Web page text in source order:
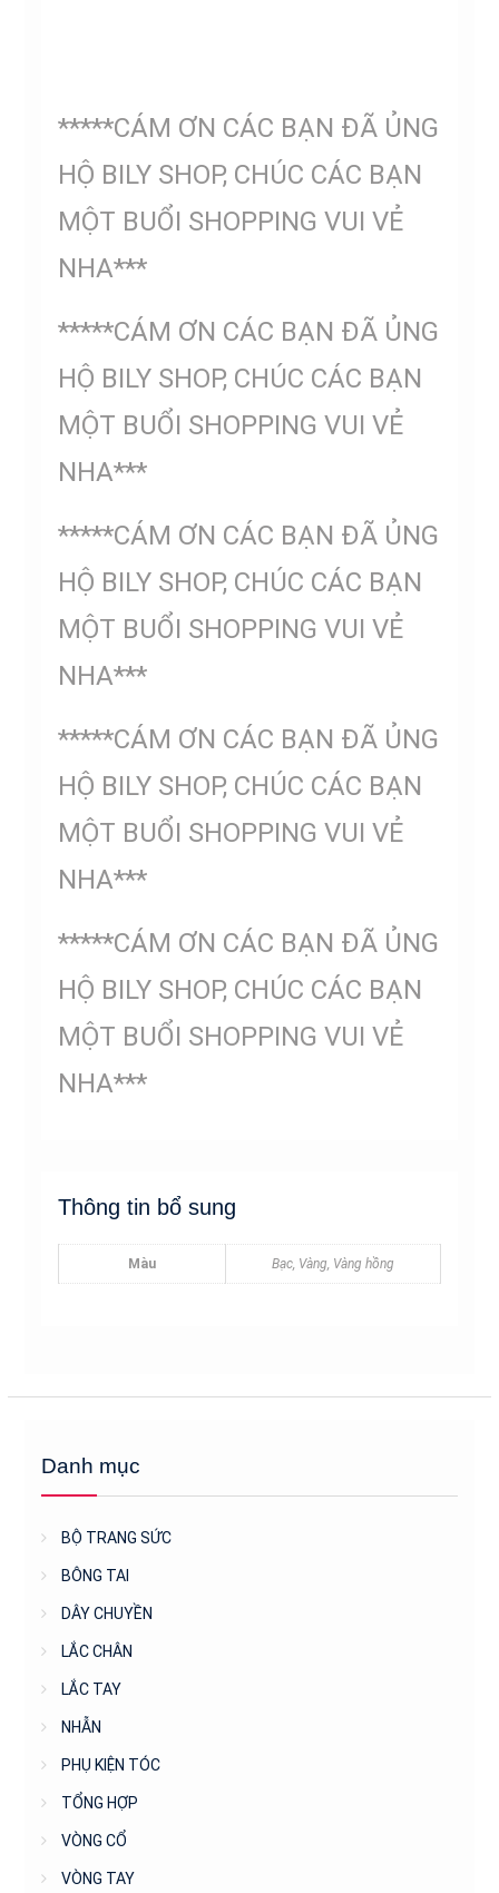
*****CÁM ƠN CÁC BẠN ĐÃ ỦNG
HỘ BILY SHOP, CHÚC CÁC BẠN
MỘT BUỔI SHOPPING VUI VẺ
NHA***
*****CÁM ƠN CÁC BẠN ĐÃ ỦNG
HỘ BILY SHOP, CHÚC CÁC BẠN
MỘT BUỔI SHOPPING VUI VẺ
NHA***
*****CÁM ƠN CÁC BẠN ĐÃ ỦNG
HỘ BILY SHOP, CHÚC CÁC BẠN
MỘT BUỔI SHOPPING VUI VẺ
NHA***
*****CÁM ƠN CÁC BẠN ĐÃ ỦNG
HỘ BILY SHOP, CHÚC CÁC BẠN
MỘT BUỔI SHOPPING VUI VẺ
NHA***
*****CÁM ƠN CÁC BẠN ĐÃ ỦNG
HỘ BILY SHOP, CHÚC CÁC BẠN
MỘT BUỔI SHOPPING VUI VẺ
NHA***
Thông tin bổ sung
Màu Bạc, Vàng, Vàng hồng
Danh mục
BỘ TRANG SỨC
BÔNG TAI
DÂY CHUYỀN
LẮC CHÂN
LẮC TAY
NHẪN
PHỤ KIỆN TÓC
TỔNG HỢP
VÒNG CỔ
VÒNG TAY